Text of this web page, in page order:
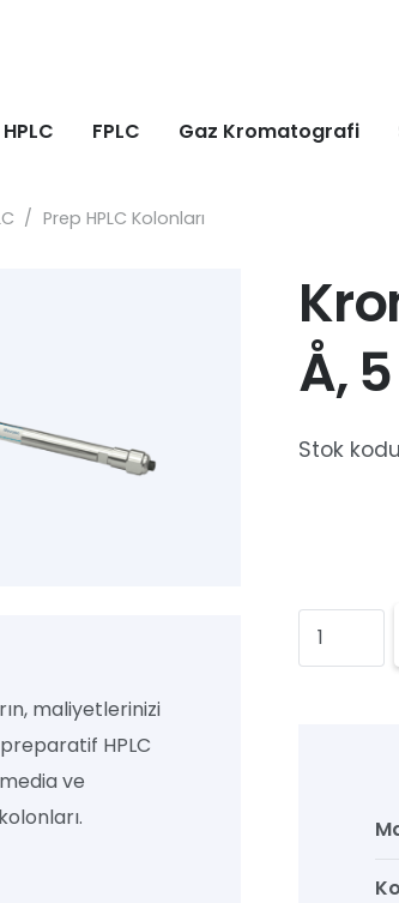
FPLC Gaz Kromatografi
/ Prep HPLC Kolonları
maliyetlerinizi
HPLC
ve
Å,
Stok
Kromasil
60